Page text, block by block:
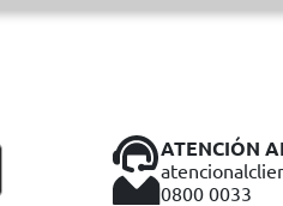
ATENCIÓN
0800 0033